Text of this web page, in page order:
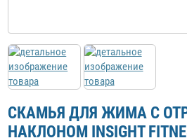
СКАМЬЯ ДЛЯ ЖИМА С
НАКЛОНОМ INSIGHT